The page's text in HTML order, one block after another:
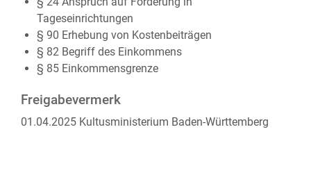
Tageseinrichtungen
§ 90 Erhebung von Kostenbeiträgen
§ 82 Begriff des Einkommens
§ 85 Einkommensgrenze
Freigabevermerk
01.04.2025 Kultusministerium Baden-Württemberg